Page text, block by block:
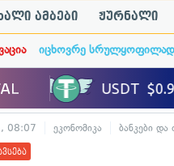
ამბები ჟურნალი
იცხოვრე სრულყოფილად
08:07 ეკონომიკა ბანკები და